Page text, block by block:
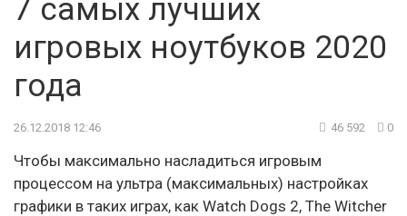
7 самых лучших
игровых ноутбуков 2020
года
26.12.2018 12:46 46 592 0
Чтобы максимально насладиться игровым
процессом на ультра (максимальных) настройках
графики в таких играх, как Watch Dogs 2, The Witcher